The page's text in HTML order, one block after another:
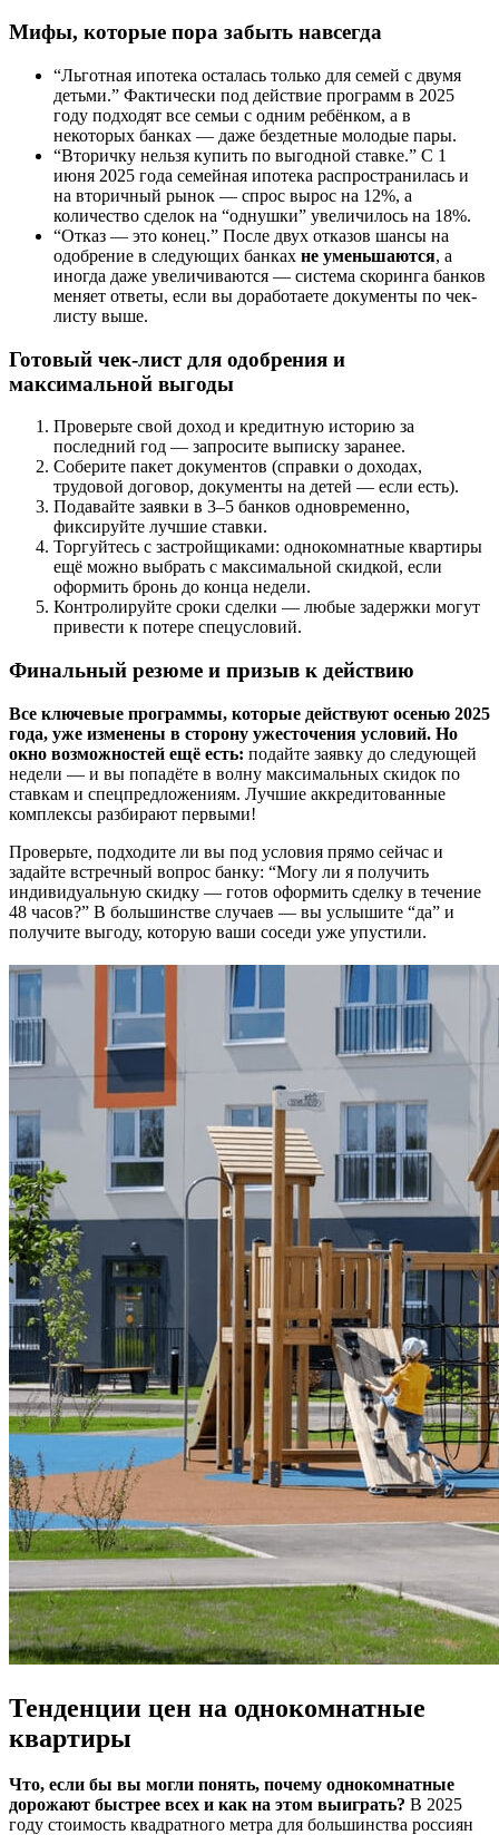
Мифы, которые пора забыть навсегда
“Льготная ипотека осталась только для семей с двумя
детьми.” Фактически под действие программ в 2025
году подходят все семьи с одним ребёнком, а в
некоторых банках — даже бездетные молодые пары.
“Вторичку нельзя купить по выгодной ставке.” С 1
июня 2025 года семейная ипотека распространилась и
на вторичный рынок — спрос вырос на 12%, а
количество сделок на “однушки” увеличилось на 18%.
“Отказ — это конец.” После двух отказов шансы на
одобрение в следующих банках не уменьшаются, а
иногда даже увеличиваются — система скоринга банков
меняет ответы, если вы доработаете документы по чек-
листу выше.
Готовый чек-лист для одобрения и
максимальной выгоды
Проверьте свой доход и кредитную историю за
последний год — запросите выписку заранее.
Соберите пакет документов (справки о доходах,
трудовой договор, документы на детей — если есть).
Подавайте заявки в 3–5 банков одновременно,
фиксируйте лучшие ставки.
Торгуйтесь с застройщиками: однокомнатные квартиры
ещё можно выбрать с максимальной скидкой, если
оформить бронь до конца недели.
Контролируйте сроки сделки — любые задержки могут
привести к потере спецусловий.
Финальный резюме и призыв к действию
Все ключевые программы, которые действуют осенью 2025
года, уже изменены в сторону ужесточения условий. Но
окно возможностей ещё есть: подайте заявку до следующей
недели — и вы попадёте в волну максимальных скидок по
ставкам и спецпредложениям. Лучшие аккредитованные
комплексы разбирают первыми!
Проверьте, подходите ли вы под условия прямо сейчас и
задайте встречный вопрос банку: “Могу ли я получить
индивидуальную скидку — готов оформить сделку в течение
48 часов?” В большинстве случаев — вы услышите “да” и
получите выгоду, которую ваши соседи уже упустили.
Тенденции цен на однокомнатные
квартиры
Что, если бы вы могли понять, почему однокомнатные
дорожают быстрее всех и как на этом выиграть? В 2025
году стоимость квадратного метра для большинства россиян